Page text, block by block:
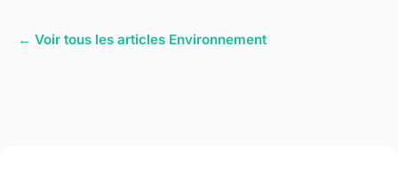
← Voir tous les articles Environnement